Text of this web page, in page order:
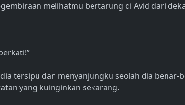
melihatmu bertarung di Avid dari
tersipu dan menyanjungku seolah dia benar-
yang kuinginkan sekarang.